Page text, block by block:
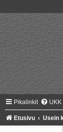
Pikalinkit UKK
Etusivu Usein